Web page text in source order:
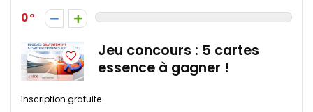
0
Jeu concours : 5 cartes
essence à gagner !
Inscription gratuite